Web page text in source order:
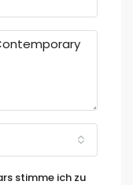
stimme ich zu